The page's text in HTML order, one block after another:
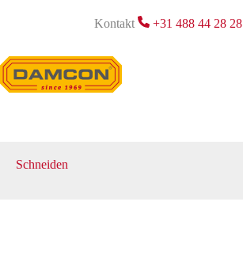
Kontakt +31 488 44 28 28
Schneiden